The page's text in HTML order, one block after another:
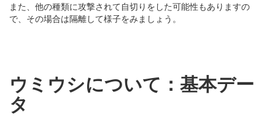
また、他の種類に攻撃されて自切りをした可能性もありますの
で、その場合は隔離して様子をみましょう。
ウミウシについて：基本デー
タ